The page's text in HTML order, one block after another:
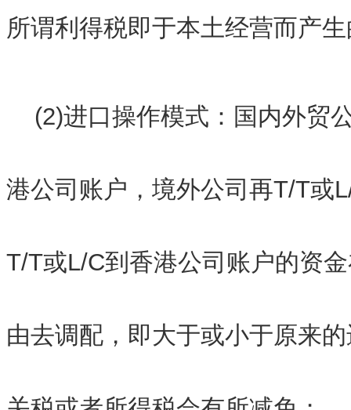
所谓利得税即于本土经营而产
(2)进口操作模式：国内外贸
港公司账户，境外公司再T/T或
T/T或L/C到香港公司账户的资
由去调配，即大于或小于原来